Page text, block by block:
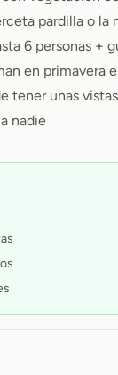
pardilla o la
6 personas +
en primavera
tener unas
nadie